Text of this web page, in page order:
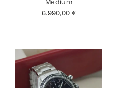
Medium
6.990,00 €